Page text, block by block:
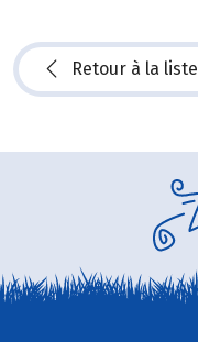
Retour à la liste